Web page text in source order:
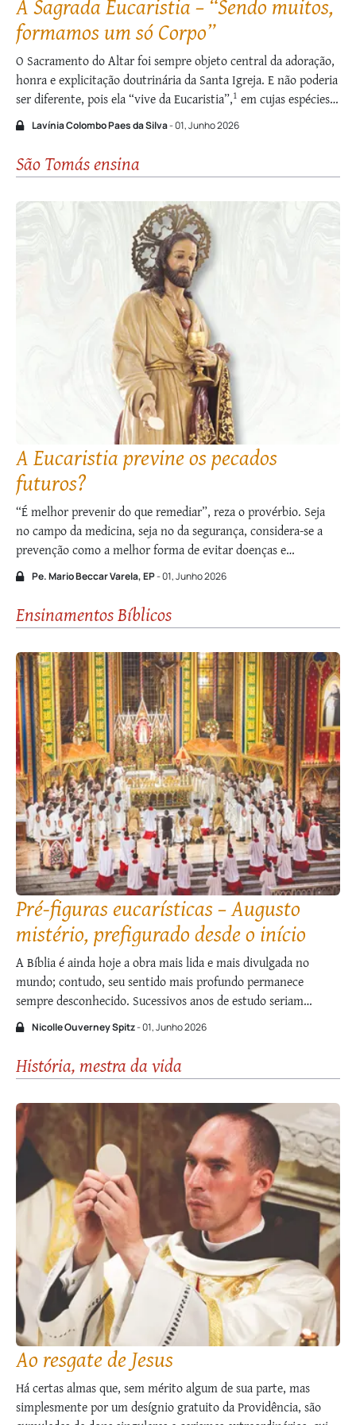
formamos um só Corpo”
O Sacramento do Altar foi sempre objeto central da adoração,
honra e explicitação doutrinária da Santa Igreja. E não poderia
ser diferente, pois ela “vive da Eucaristia”,1 em cujas espécies
de pão e vinho está contida a própria Presença Real de Cristo,
vivificada pelo Espírito Santo. Esse augusto dom encerra …
Lavínia Colombo Paes da Silva- 01, Junho 2026
São Tomás ensina
A Eucaristia previne os pecados
futuros?
“É melhor prevenir do que remediar”, reza o provérbio. Seja
no campo da medicina, seja no da segurança, considera-se a
prevenção como a melhor forma de evitar doenças e
incidentes. Qualquer intervenção é sempre mais traumática
que as ações prudenciais. Desde logo, a Divina Providência
propiciou a existência de vida …
Pe. Mario Beccar Varela, EP- 01, Junho 2026
Ensinamentos Bíblicos
Pré-figuras eucarísticas – Augusto
mistério, prefigurado desde o início
A Bíblia é ainda hoje a obra mais lida e mais divulgada no
mundo; contudo, seu sentido mais profundo permanece
sempre desconhecido. Sucessivos anos de estudo seriam
insuficientes para abarcar toda a sabedoria encerrada naquelas
sublimes páginas. E isso por quê? Porque o principal Autor da
Escritura Sagrada é o …
Nicolle Ouverney Spitz- 01, Junho 2026
História, mestra da vida
Ao resgate de Jesus
Há certas almas que, sem mérito algum de sua parte, mas
simplesmente por um desígnio gratuito da Providência, são